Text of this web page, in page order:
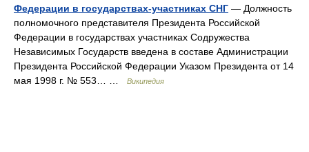
Федерации в государствах-участниках СНГ — Должность
полномочного представителя Президента Российской
Федерации в государствах участниках Содружества
Независимых Государств введена в составе Администрации
Президента Российской Федерации Указом Президента от 14
мая 1998 г. № 553… …
Википедия